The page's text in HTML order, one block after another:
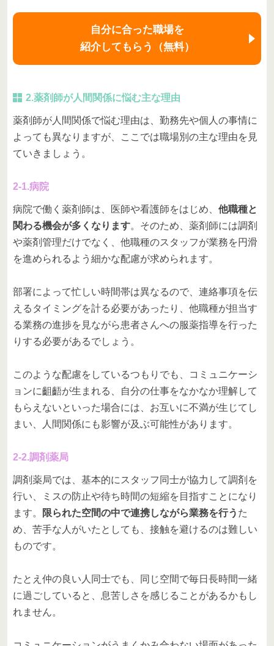
自分に合った職場を
紹介してもらう（無料）
2.薬剤師が人間関係に悩む主な理由
薬剤師が人間関係で悩む理由は、勤務先や個人の事情に
よっても異なりますが、ここでは職場別の主な理由を見
ていきましょう。
2-1.病院
病院で働く薬剤師は、医師や看護師をはじめ、 他職種と
関わる機会が多くなります。そのため、薬剤師には調剤
や薬剤管理だけでなく、他職種のスタッフが業務を円滑
を進められるよう細かな配慮が求められます。
部署によって忙しい時間帯は異なるので、連絡事項を伝
えるタイミングを計る必要があったり、他職種が担当す
る業務の進捗を見ながら患者さんへの服薬指導を行った
りする必要があるでしょう。
このような配慮をしているつもりでも、コミュニケーシ
ョンに齟齬が生まれる、自分の仕事をなかなか理解して
もらえないといった場合には、お互いに不満が生じてし
まい、人間関係にも影響が及ぶ可能性があります。
2-2.調剤薬局
調剤薬局では、基本的にスタッフ同士が協力して調剤を
行い、ミスの防止や待ち時間の短縮を目指すことになり
ます。
限られた空間の中で連携しながら業務を行う た
め、苦手な人がいたとしても、接触を避けるのは難しい
ものです。
たとえ仲の良い人同士でも、同じ空間で毎日長時間一緒
に過ごしていると、息苦しさを感じることがあるかもし
れません。